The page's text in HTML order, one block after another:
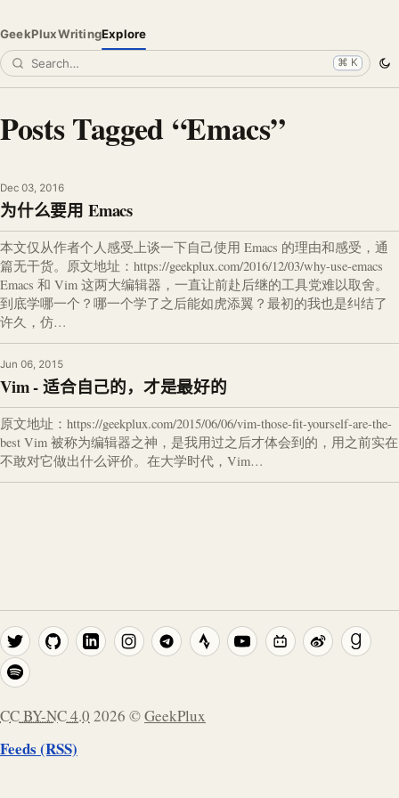
GeekPluxWritingExplore
⌘ K
Posts Tagged “Emacs”
为什么要用 Emacs
Dec 03, 2016
本文仅从作者个人感受上谈一下自己使用 Emacs 的理由和感受，通
篇无干货。原文地址：https://geekplux.com/2016/12/03/why-use-emacs
Emacs 和 Vim 这两大编辑器，一直让前赴后继的工具党难以取舍。
到底学哪一个？哪一个学了之后能如虎添翼？最初的我也是纠结了
许久，仿…
Vim - 适合自己的，才是最好的
Jun 06, 2015
原文地址：https://geekplux.com/2015/06/06/vim-those-fit-yourself-are-the-
best Vim 被称为编辑器之神，是我用过之后才体会到的，用之前实在
不敢对它做出什么评价。在大学时代，Vim…
CC BY-NC 4.0 2026 ©GeekPlux
Feeds (RSS)